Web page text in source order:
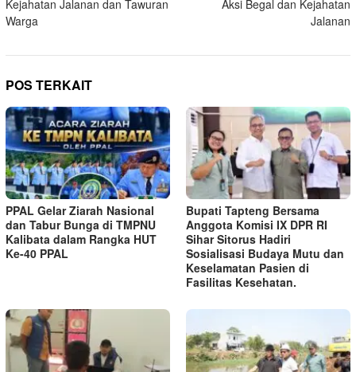
Kejahatan Jalanan dan Tawuran
Warga
Aksi Begal dan Kejahatan
Jalanan
POS TERKAIT
PPAL Gelar Ziarah Nasional
dan Tabur Bunga di TMPNU
Kalibata dalam Rangka HUT
Ke-40 PPAL
Bupati Tapteng Bersama
Anggota Komisi IX DPR RI
Sihar Sitorus Hadiri
Sosialisasi Budaya Mutu dan
Keselamatan Pasien di
Fasilitas Kesehatan.